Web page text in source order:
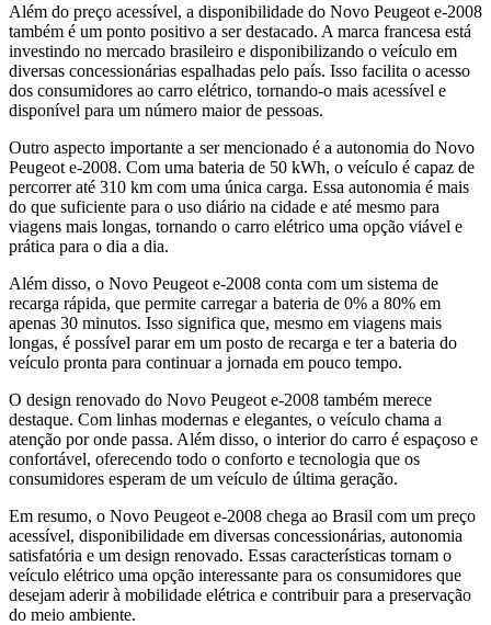
Além do preço acessível, a disponibilidade do Novo Peugeot e-2008
também é um ponto positivo a ser destacado. A marca francesa está
investindo no mercado brasileiro e disponibilizando o veículo em
diversas concessionárias espalhadas pelo país. Isso facilita o acesso
dos consumidores ao carro elétrico, tornando-o mais acessível e
disponível para um número maior de pessoas.
Outro aspecto importante a ser mencionado é a autonomia do Novo
Peugeot e-2008. Com uma bateria de 50 kWh, o veículo é capaz de
percorrer até 310 km com uma única carga. Essa autonomia é mais
do que suficiente para o uso diário na cidade e até mesmo para
viagens mais longas, tornando o carro elétrico uma opção viável e
prática para o dia a dia.
Além disso, o Novo Peugeot e-2008 conta com um sistema de
recarga rápida, que permite carregar a bateria de 0% a 80% em
apenas 30 minutos. Isso significa que, mesmo em viagens mais
longas, é possível parar em um posto de recarga e ter a bateria do
veículo pronta para continuar a jornada em pouco tempo.
O design renovado do Novo Peugeot e-2008 também merece
destaque. Com linhas modernas e elegantes, o veículo chama a
atenção por onde passa. Além disso, o interior do carro é espaçoso e
confortável, oferecendo todo o conforto e tecnologia que os
consumidores esperam de um veículo de última geração.
Em resumo, o Novo Peugeot e-2008 chega ao Brasil com um preço
acessível, disponibilidade em diversas concessionárias, autonomia
satisfatória e um design renovado. Essas características tornam o
veículo elétrico uma opção interessante para os consumidores que
desejam aderir à mobilidade elétrica e contribuir para a preservação
do meio ambiente.